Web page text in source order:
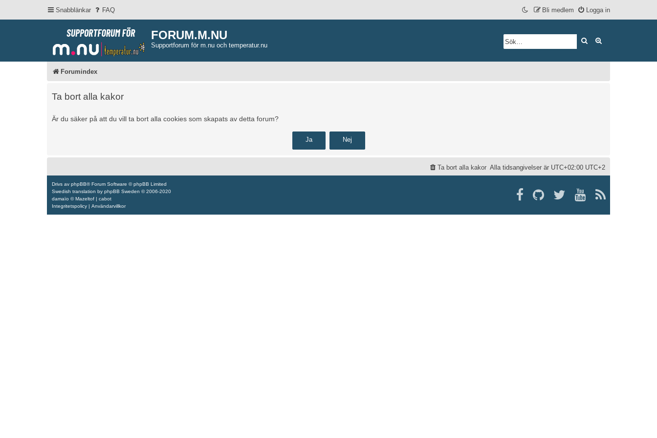
Snabblänkar FAQ Logga in
Bli medlem
FORUM.M.NU
Supportforum för m.nu och temperatur.nu
Sök
Forumindex
Ta bort alla kakor
Är du säker på att du vill ta bort alla cookies som skapats av detta forum?
Alla tidsangivelser är UTC+02:00 UTC+2
Ta bort alla kakor
Drivs av phpBB® Forum Software © phpBB Limited
Swedish translation by phpBB Sweden © 2006-2020
damaïo ©Mazeltof | cabot
Integritetspolicy | Användarvillkor